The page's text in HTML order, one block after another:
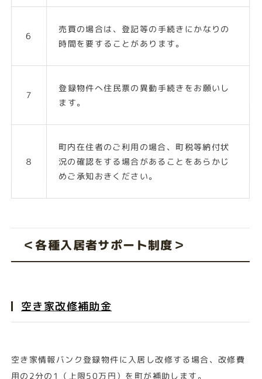
6
売買の場合は、登記等の手続きにかなりの
時間を要することがあります。
７
登録物件へ住民票の異動手続きをお願いし
ます。
８
町内在住者のご利用の場合、町税等納付状
況の確認をする場合があることをあらかじ
めご承知おきください。
＜各種入居者サポート制度＞
空き家改修補助金
空き家情報バンク登録物件に入居し改修する場合、改修費
用の2分の1（上限50万円）を町が補助します。